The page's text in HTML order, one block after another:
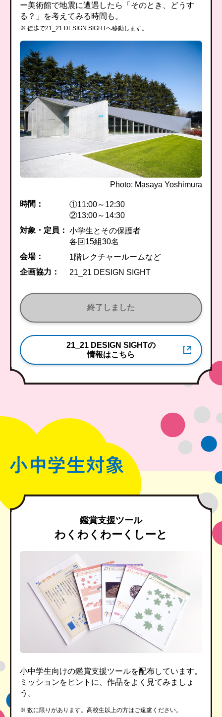
ー美術館で地震に遭遇したら「そのとき、どうす
る？」を考えてみる時間も。
※ 徒歩で21_21 DESIGN SIGHTへ移動します。
Photo: Masaya Yoshimura
時間：
①11:00～12:30
②13:00～14:30
対象・定員： 小学生とその保護者
各回15組30名
会場：
1階レクチャールームなど
企画協力：
21_21 DESIGN SIGHT
終了しました
21_21 DESIGN SIGHTの
情報はこちら
鑑賞支援ツール
わくわくわーくしーと
小中学生向けの鑑賞支援ツールを配布しています。
ミッションをヒントに、作品をよく見てみましょ
う。
※ 数に限りがあります。高校生以上の方はご遠慮ください。